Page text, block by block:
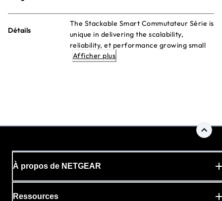
Détails
The Stackable Smart Commutateur Série is
unique in delivering the scalability,
reliability, et performance growing small
et medium-sized businesses need in an
Afficher plus
À propos de NETGEAR
Ressources